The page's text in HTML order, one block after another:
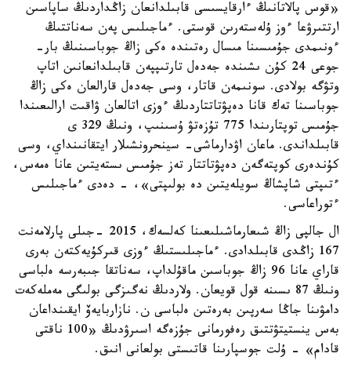
«قوس پالاتانىڭ ءارقايسىسى قابىلدانعان زاڭداردىڭ ساپاسىن
ارتتىرۋعا ءوز ۇلەستەرىن قوستى. ءماجىلىس پەن سەناتتىڭ
ءونىمدى جۇمىسىنا مىسال رەتىندە ەكى زاڭ جوباسىنىڭ بار-
جوعى 24 كۇن ىشىندە جەدەل تارتىپپەن قابىلدانعانىن اتاپ
وتۋگە بولادى. سونىمەن قاتار، وسى جەدەل قارالعان ەكى زاڭ
جوباسىنا تەك قانا دەپۋتاتتاردىڭ ءوزى اتالعان ۋاقىت ارالىعىندا
جۇمىس توپتارىندا 775 تۇزەتۋ ۇسىنىپ، ونىڭ 329 ى
قابىلداندى. ماعان اۋدارماشى- سينحرونشىلار ايتقانىنداي، وسى
كۇندەرى كوپتەگەن دەپۋتاتتار تەز جۇمىس ىستەيتىن عانا ەمەس،
ءتىپتى شاپشاڭ سويلەيتىن دە بولىپتى»، - دەدى ءماجىلىس
ءتوراعاسى.
ال جالپى زاڭ شىعارماشىلىعىنا كەلسەك، 2015 -جىلى پارلامەنت
167 زاڭدى قابىلدادى. ءماجىلىستىڭ ءوزى قىركۇيەكتەن بەرى
قاراي عانا 96 زاڭ جوباسىن ماقۇلداپ، سەناتقا جىبەرسە ەلباسى
ونىڭ 87 ىسىنە قول قويعان. ولاردىڭ نەگىزگى بولىگى مەملەكەت
دامۋىنا جاڭا سەرپىن بەرەتىن ەلباسى ن. نازاربايەۆ ايقىنداعان
بەس ينستيتۋتتىق رەفورمانى جۇزەگە اسىرۋدىڭ «100 ناقتى
قادام» - ۇلت جوسپارىنا قاتىستى بولعانى انىق.